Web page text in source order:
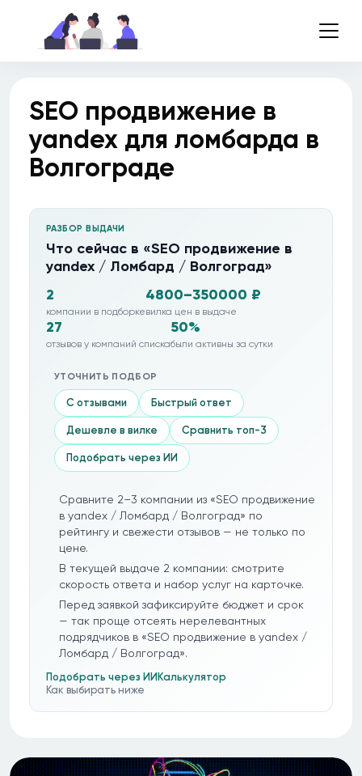
SEO продвижение в
yandex для ломбарда в
Волгограде
РАЗБОР ВЫДАЧИ
Что сейчас в «SEO продвижение в
yandex / Ломбард / Волгоград»
2
компании в подборке
4800–350000 ₽
вилка цен в выдаче
27
отзывов у компаний списка
50%
были активны за сутки
УТОЧНИТЬ ПОДБОР
С отзывами Быстрый ответ
Дешевле в вилке Сравнить топ-3
Подобрать через ИИ
Сравните 2–3 компании из «SEO продвижение
в yandex / Ломбард / Волгоград» по
рейтингу и свежести отзывов — не только по
цене.
В текущей выдаче 2 компании: смотрите
скорость ответа и набор услуг на карточке.
Перед заявкой зафиксируйте бюджет и срок
— так проще отсеять нерелевантных
подрядчиков в «SEO продвижение в yandex /
Ломбард / Волгоград».
Подобрать через ИИ Калькулятор
Как выбирать ниже